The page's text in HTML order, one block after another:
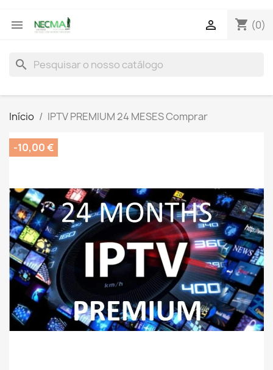
 shopping_cart (0)

search
Início IPTV PREMIUM 24 MESES Comprar
-10,00 €